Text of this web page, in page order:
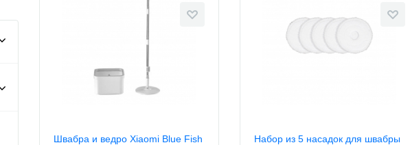
Швабра и ведро Xiaomi Blue Fish
Набор из 5 насадок для швабры